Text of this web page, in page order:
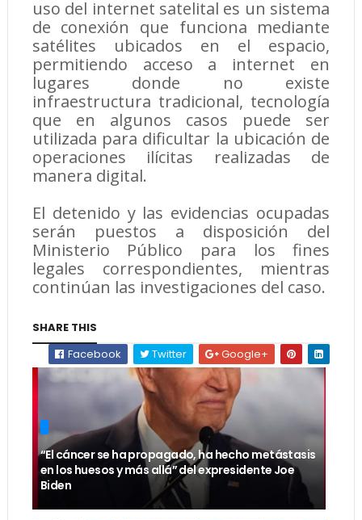
uso del internet satelital es un sistema
de conexión que funciona mediante
satélites ubicados en el espacio,
permitiendo acceso a internet en
lugares donde no existe
infraestructura tradicional, tecnología
que en algunos casos puede ser
utilizada para dificultar la ubicación de
operaciones ilícitas realizadas de
manera digital.
El detenido y las evidencias ocupadas
serán puestos a disposición del
Ministerio Público para los fines
legales correspondientes, mientras
continúan las investigaciones del caso.
SHARE THIS
Facebook
Twitter Google+
“El cáncer se ha propagado, ha hecho metástasis
en los huesos y más allá” del expresidente Joe
Biden